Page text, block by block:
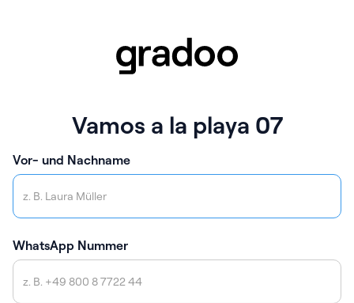
Vamos a la playa 07
Vor- und Nachname
WhatsApp Nummer